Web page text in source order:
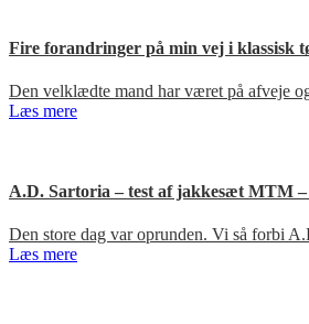
Fire forandringer på min vej i klassisk
Den velklædte mand har været på afveje
Læs mere
A.D. Sartoria – test af jakkesæt MTM –
Den store dag var oprunden. Vi så forbi
Læs mere